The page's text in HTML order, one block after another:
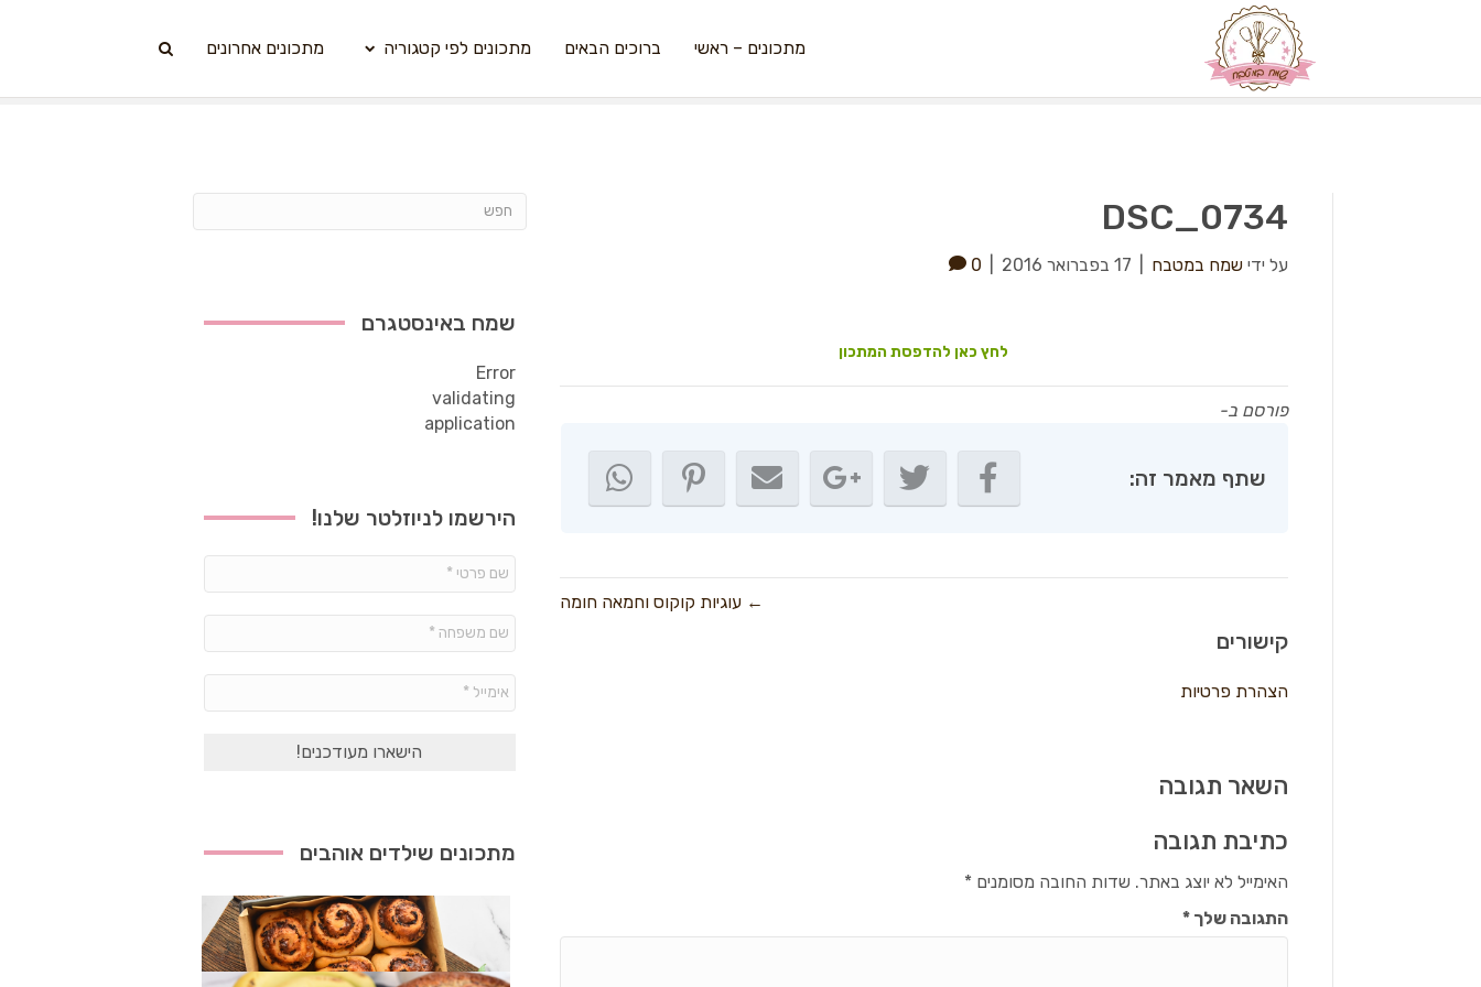
מתכונים – ראשי ברוכים הבאים מתכונים לפי קטגוריה מתכונים אחרונים
DSC_0734
על ידי שמח במטבח 17 בפברואר 2016 0
לחץ כאן להדפסת המתכון
פורסם ב-
שתף מאמר זה:
← עוגיות קוקוס וחמאה חומה
קישורים
הצהרת פרטיות
השאר תגובה
כתיבת תגובה
האימייל לא יוצג באתר. שדות החובה מסומנים*
התגובה שלך*
שמח באינסטגרם
Error
validating
application
הירשמו לניוזלטר שלנו!
פרטי
משפחה
*
מתכונים שילדים אוהבים